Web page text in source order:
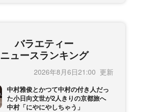
バラエティー
ニュースランキング
2026年8月6日21:00
中村雅俊とかつて中村の付き人だっ
た小日向文世が2人きりの京都旅へ
中村「にやにやしちゃう」